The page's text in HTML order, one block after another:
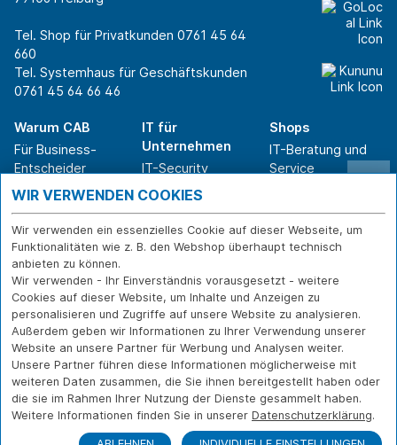
Tel. Shop für Privatkunden 0761 45 64
660
Tel. Systemhaus für Geschäftskunden
0761 45 64 66 46
Warum CAB
Für Business-
Entscheider
Für IT-Leiter
Für Privatkunden
Erfolgsgeschichte
n
Branchen
IT für
Unternehmen
IT-Security
IT-Infrastruktur
IT-Service
Softwarelösungen
WLAN-Lösungen
Shops
IT-Beratung und
Service
Versand- und
Zahlarten
Widerruf
Über CAB
Karriere
Sponsoring
Partner
News
Kontakt
IMPRESSUM
DATENSCHUTZ
FERNWARTUNG
WIR VERWENDEN COOKIES
Wir verwenden ein essenzielles Cookie auf dieser Webseite, um
Funktionalitäten wie z. B. den Webshop überhaupt technisch
anbieten zu können.
Wir verwenden - Ihr Einverständnis vorausgesetzt - weitere
Cookies auf dieser Website, um Inhalte und Anzeigen zu
personalisieren und Zugriffe auf unsere Website zu analysieren.
Außerdem geben wir Informationen zu Ihrer Verwendung unserer
Website an unsere Partner für Werbung und Analysen weiter.
Unsere Partner führen diese Informationen möglicherweise mit
weiteren Daten zusammen, die Sie ihnen bereitgestellt haben oder
die sie im Rahmen Ihrer Nutzung der Dienste gesammelt haben.
Weitere Informationen finden Sie in unserer Datenschutzerklärung.